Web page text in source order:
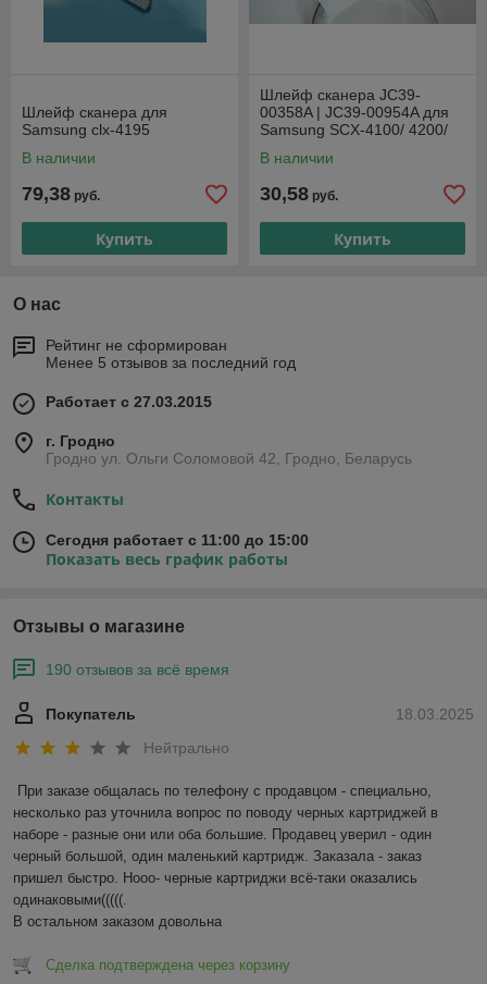
Шлейф сканера для
Samsung clx-4195
В наличии
79,38 руб.
Купить
Шлейф сканера JC39-
00358A | JC39-00954A для
Samsung SCX-4100/ 4200/
WorkCenter 3119, PE114e/
В наличии
30,58 руб.
Купить
О нас
Рейтинг не сформирован
Менее 5 отзывов за последний год
Работает с 27.03.2015
г. Гродно
Гродно ул. Ольги Соломовой 42, Гродно, Беларусь
Контакты
Сегодня работает с 11:00 до 15:00
Показать весь график работы
Отзывы о магазине
190 отзывов за всё время
18.03.2025
Покупатель
Нейтрально
При заказе общалась по телефону с продавцом - специально,
несколько раз уточнила вопрос по поводу черных картриджей в
наборе - разные они или оба большие. Продавец уверил - один
черный большой, один маленький картридж. Заказала - заказ
пришел быстро. Нооо- черные картриджи всё-таки оказались
одинаковыми(((((.
В остальном заказом довольна
Сделка подтверждена через корзину